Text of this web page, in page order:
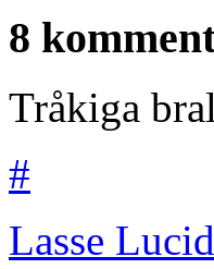
8
Tråkiga
#
Lasse